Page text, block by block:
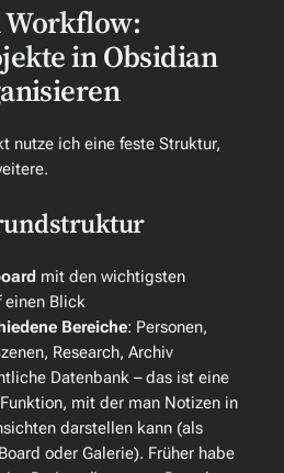
Workflow:
in Obsidian
nutze ich eine feste Struktur,
mit den wichtigsten
einen Blick
Bereiche: Personen,
Research, Archiv
Datenbank – das ist eine
mit der man Notizen in
darstellen kann (als
oder Galerie). Früher habe